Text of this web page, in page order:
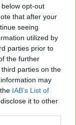
opt-out
that after your
seeing
utilized by
parties prior to
the further
parties on the
may
IAB’s List of
it to other